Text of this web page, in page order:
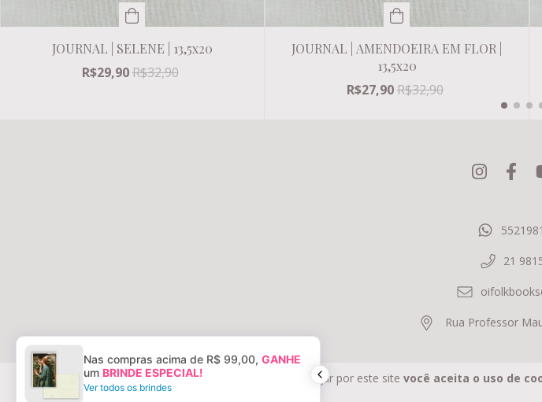
Ao navegar por este site você aceita o uso de
JOURNAL | SELENE | 13,5x20
R$29,90R$32,90
JOURNAL | AMENDOEIRA EM FLOR |
13,5x20
R$27,90R$32,90
21
Rua Professor
© Copyright FOLK BOOKS ATELIER E PAPELARIA LTDA -
30989293000142 - 2026
Nas compras acima de R$ 99,00, GANHE
um BRINDE ESPECIAL!
Ver todos os brindes